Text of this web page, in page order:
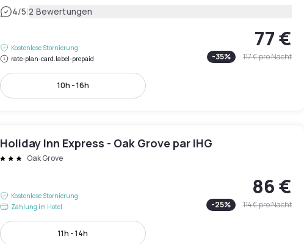
4/5|2 Bewertungen
Kostenlose Stornierung
rate-plan-card.label-prepaid
77 €
-35% 117 €pro Nacht
10h - 16h
Holiday Inn Express - Oak Grove par IHG
Oak Grove
Kostenlose Stornierung
Zahlung im Hotel
86 €
-25% 114 €pro Nacht
11h - 14h